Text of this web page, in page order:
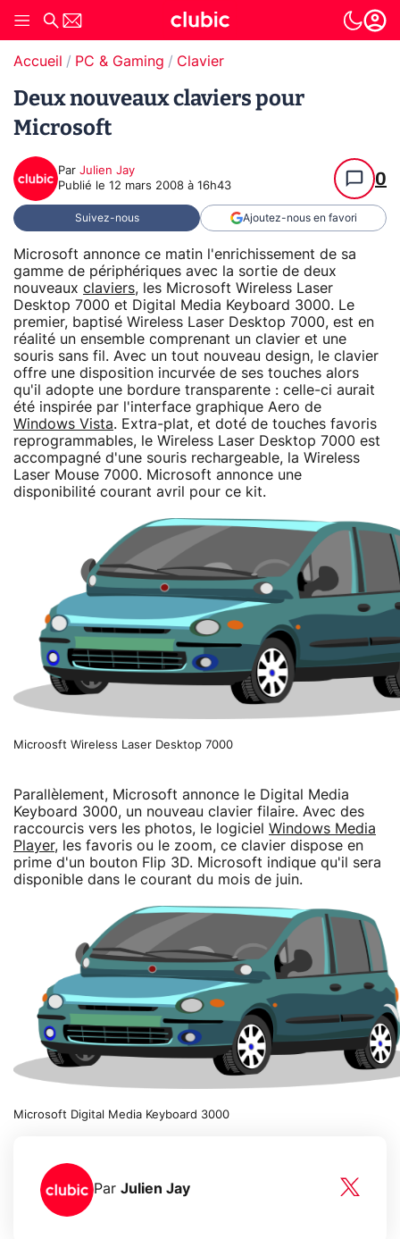
Accueil PC & Gaming Clavier
Deux nouveaux claviers pour
Microsoft
Par Julien Jay
Publié le 12 mars 2008 à 16h43 0
Suivez-nous Ajoutez-nous en favori
Microsoft annonce ce matin l'enrichissement de sa
gamme de périphériques avec la sortie de deux
nouveaux claviers, les Microsoft Wireless Laser
Desktop 7000 et Digital Media Keyboard 3000. Le
premier, baptisé Wireless Laser Desktop 7000, est en
réalité un ensemble comprenant un clavier et une
souris sans fil. Avec un tout nouveau design, le clavier
offre une disposition incurvée de ses touches alors
qu'il adopte une bordure transparente : celle-ci aurait
été inspirée par l'interface graphique Aero de
Windows Vista. Extra-plat, et doté de touches favoris
reprogrammables, le Wireless Laser Desktop 7000 est
accompagné d'une souris rechargeable, la Wireless
Laser Mouse 7000. Microsoft annonce une
disponibilité courant avril pour ce kit.
Microosft Wireless Laser Desktop 7000
Parallèlement, Microsoft annonce le Digital Media
Keyboard 3000, un nouveau clavier filaire. Avec des
raccourcis vers les photos, le logiciel Windows Media
Player, les favoris ou le zoom, ce clavier dispose en
prime d'un bouton Flip 3D. Microsoft indique qu'il sera
disponible dans le courant du mois de juin.
Microsoft Digital Media Keyboard 3000
Par Julien Jay